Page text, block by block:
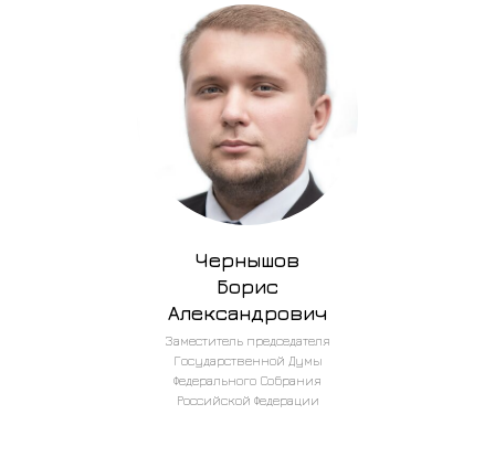
Чернышов
Борис
Александрович
Заместитель председателя
Государственной Думы
Федерального Собрания
Российской Федерации